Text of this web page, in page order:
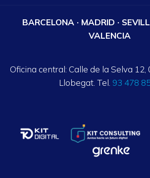
BARCELONA · MADRID ·
VALENCIA
Oficina central: Calle de la Selva 12,
Llobegat. Tel. 93 478